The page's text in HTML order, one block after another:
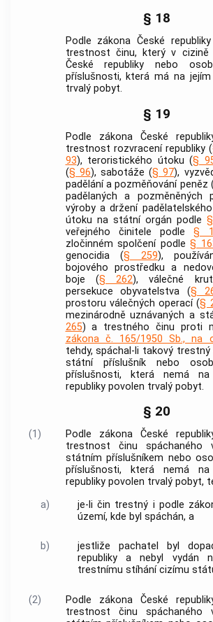
§ 18
Podle zákona České
trestnost činu, který v cizině
České republiky nebo
příslušnosti, která má na
trvalý pobyt.
§ 19
Podle zákona České
trestnost rozvracení republiky (
93), teroristického útoku (§
(§ 96), sabotáže (§ 97),
padělání a pozměňování peněz
padělaných a pozměněných
výroby a držení
útoku na státní orgán podle
veřejného činitele podle§
zločinném spolčenípodle§
genocidia (§ 259),
bojového prostředku a
boje (§ 262), válečné
persekuce obyvatelstva (§
prostoru válečných operací (§
mezinárodně uznávaných a
265) a trestného činu proti
zákona č. 165/1950 Sb., na
tehdy, spáchal-li takový trestný
státní příslušník nebo
příslušnosti, která nemá
republiky povolen trvalý pobyt.
§ 20
(1)
Podle zákona České
trestnost činu spáchaného
státním příslušníkem nebo
příslušnosti, která nemá
republiky povolen trvalý pobyt,
a)
je-li čin trestný i podle
území, kde byl spáchán, a
b)
jestliže pachatel byl
republiky a nebyl vydán
trestnímu stíhání cizímu
(2)
Podle zákona České
trestnost činu spáchaného